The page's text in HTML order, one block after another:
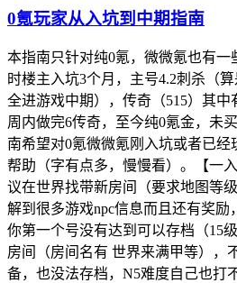
0氪玩家从入坑到中期指南
本指南只针对纯0氪，微微氪也有一
时楼主入坑3个月，主号4.2刺杀（
全进游戏中期），传奇（515）其
周内做完6传奇，至今纯0氪金，未
南希望对0氪微微氪刚入坑或者已
帮助（字有点多，慢慢看）。【一
议在世界找带新房间（要求地图等
解到很多游戏npc信息而且还有奖励
你第一个号没有达到可以存档（15
房间（房间名有 世界来满甲等），
备，也没法存档，N5难度自己也打